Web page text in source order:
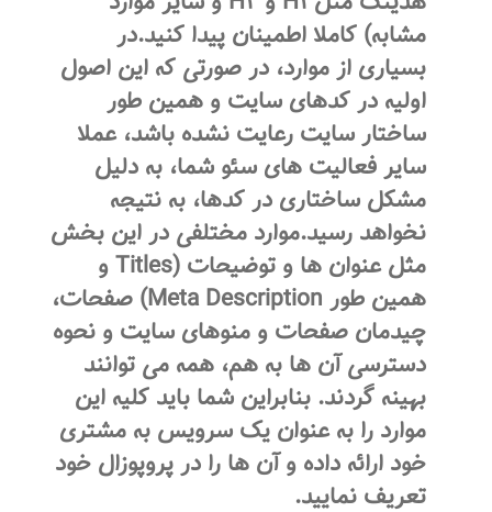
مشابه) کاملا اطمینان پیدا کنید.در
بسیاری از موارد، در صورتی که این اصول
اولیه در کدهای سایت و همین طور
ساختار سایت رعایت نشده باشد، عملا
سایر فعالیت های سئو شما، به دلیل
مشکل ساختاری در کدها، به نتیجه
نخواهد رسید.موارد مختلفی در این بخش
مثل عنوان ها و توضیحات (Titles و
همین طور Meta Description) صفحات،
چیدمان صفحات و منوهای سایت و نحوه
دسترسی آن ها به هم، همه می توانند
بهینه گردند. بنابراین شما باید کلیه این
موارد را به عنوان یک سرویس به مشتری
خود ارائه داده و آن ها را در پروپوزال خود
تعریف نمایید.